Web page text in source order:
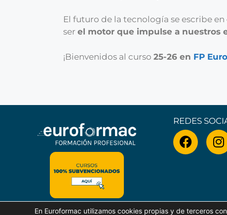
El futuro de la tecnología se escribe
ser el motor que impulse a nuestros
¡Bienvenidos al curso 25-26 en FP
REDES
En Euroformac utilizamos cookies propias y de terceros